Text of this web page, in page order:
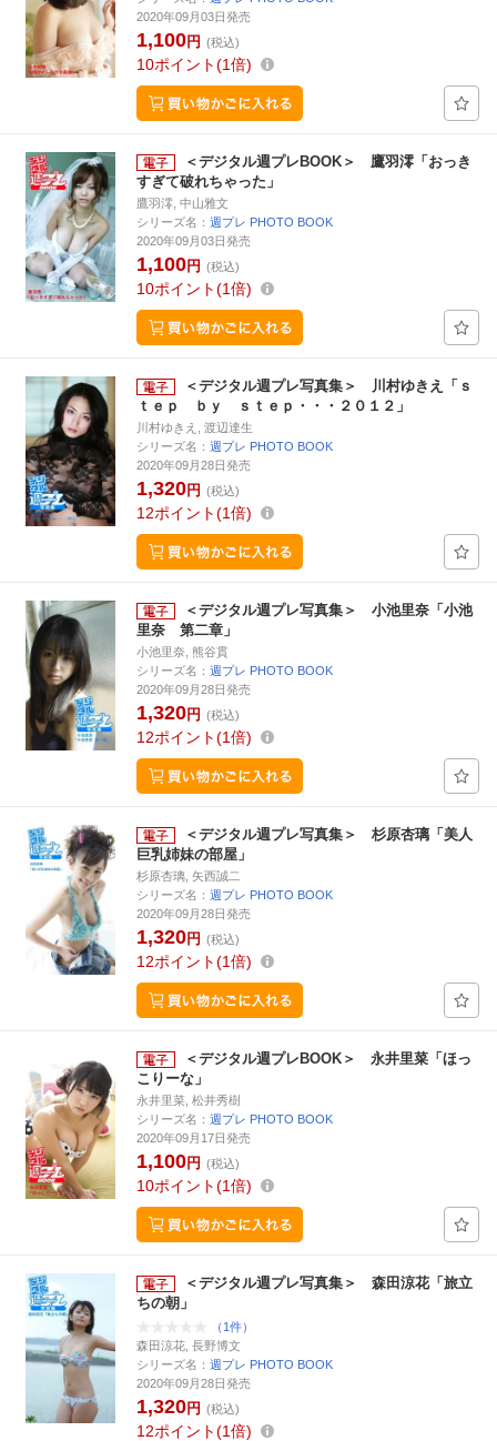
2020年09月03日発売
1,100円 (税込)
10ポイント 1倍
＜デジタル週プレBOOK＞ 鷹羽澪「おっき
すぎて破れちゃった」
鷹羽澪, 中山雅文
シリーズ名： 週プレ PHOTO BOOK
2020年09月03日発売
1,100円 (税込)
10ポイント 1倍
＜デジタル週プレ写真集＞ 川村ゆきえ「ｓ
ｔｅｐ ｂｙ ｓｔｅｐ・・・２０１２」
川村ゆきえ, 渡辺達生
シリーズ名： 週プレ PHOTO BOOK
2020年09月28日発売
1,320円 (税込)
12ポイント 1倍
＜デジタル週プレ写真集＞ 小池里奈「小池
里奈 第二章」
小池里奈, 熊谷貫
シリーズ名： 週プレ PHOTO BOOK
2020年09月28日発売
1,320円 (税込)
12ポイント 1倍
＜デジタル週プレ写真集＞ 杉原杏璃「美人
巨乳姉妹の部屋」
杉原杏璃, 矢西誠二
シリーズ名： 週プレ PHOTO BOOK
2020年09月28日発売
1,320円 (税込)
12ポイント 1倍
＜デジタル週プレBOOK＞ 永井里菜「ほっ
こりーな」
永井里菜, 松井秀樹
シリーズ名： 週プレ PHOTO BOOK
2020年09月17日発売
1,100円 (税込)
10ポイント 1倍
＜デジタル週プレ写真集＞ 森田涼花「旅立
ちの朝」
（1件）
森田涼花, 長野博文
シリーズ名： 週プレ PHOTO BOOK
2020年09月28日発売
1,320円 (税込)
12ポイント 1倍